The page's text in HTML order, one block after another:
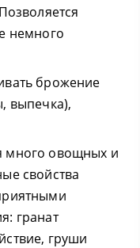
немного
брожение
выпечка),
много овощных и
свойства
гранат
груши